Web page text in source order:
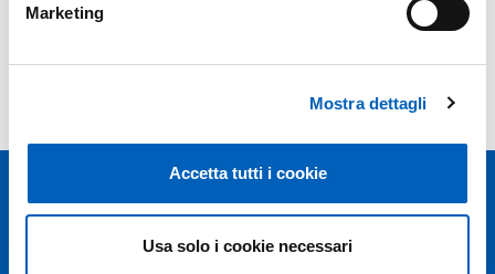
Marketing
Mostra dettagli
Accetta tutti i cookie
Usa solo i cookie necessari